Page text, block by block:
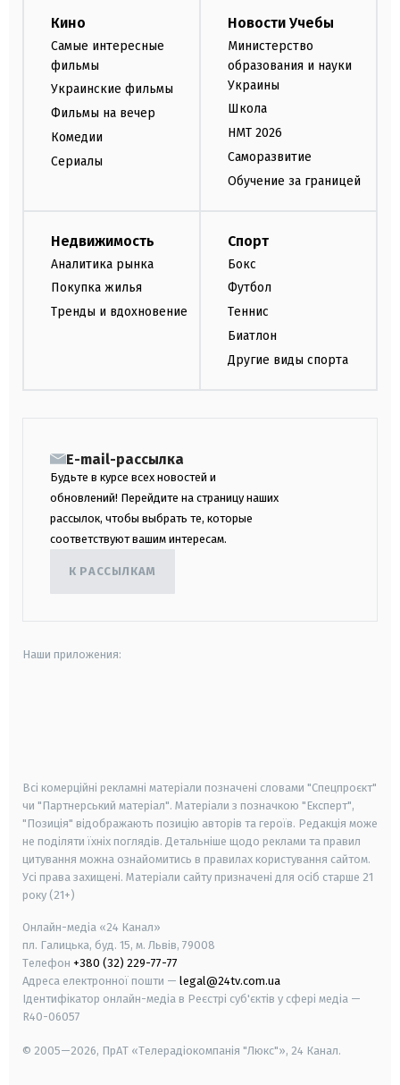
Кино
Самые интересные
фильмы
Украинские фильмы
Фильмы на вечер
Комедии
Сериалы
Новости Учебы
Министерство
образования и науки
Украины
Школа
НМТ 2026
Саморазвитие
Обучение за границей
Недвижимость
Аналитика рынка
Покупка жилья
Тренды и вдохновение
Спорт
Бокс
Футбол
Теннис
Биатлон
Другие виды спорта
E-mail-рассылка
Будьте в курсе всех новостей и
обновлений! Перейдите на страницу наших
рассылок, чтобы выбрать те, которые
соответствуют вашим интересам.
К РАССЫЛКАМ
Наши приложения:
Всі комерційні рекламні матеріали позначені словами "Спецпроєкт"
чи "Партнерський матеріал". Матеріали з позначкою "Експерт",
"Позиція" відображають позицію авторів та героїв. Редакція може
не поділяти їхніх поглядів. Детальніше щодо реклами та правил
цитування можна ознайомитись в правилах користування сайтом.
Усі права захищені. Матеріали сайту призначені для осіб старше 21
року (21+)
Онлайн-медіа «24 Канал»
пл. Галицька, буд. 15, м. Львів, 79008
Телефон +380 (32) 229-77-77
Адреса електронної пошти — legal@24tv.com.ua
Ідентифікатор онлайн-медіа в Реєстрі суб'єктів у сфері медіа —
R40-06057
© 2005—2026, ПрАТ «Телерадіокомпанія "Люкс"», 24 Канал.